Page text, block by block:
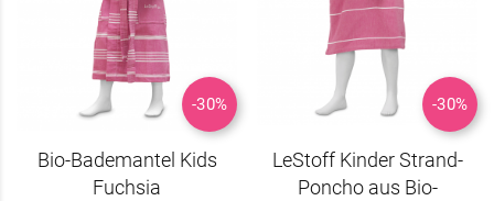
-30%
Bio-Bademantel Kids
Fuchsia
-30%
LeStoff Kinder Strand-
Poncho aus Bio-